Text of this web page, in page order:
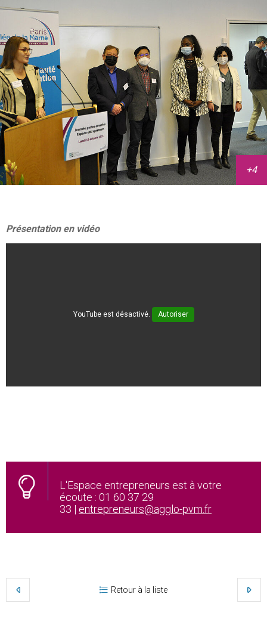
Présentation en vidéo
YouTube est désactivé. Autoriser
L'Espace entrepreneurs est à votre
écoute : 01 60 37 29
33 | entrepreneurs@agglo-pvm.fr
Retour à la liste